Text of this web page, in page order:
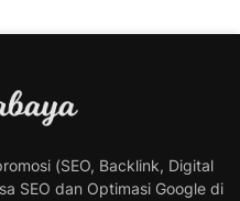
(SEO, Backlink, Digital
SEO dan Optimasi Google di